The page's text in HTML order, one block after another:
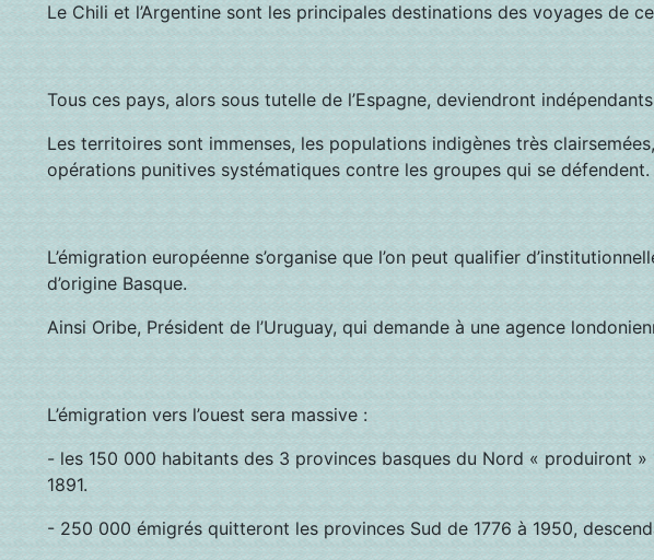
Le Chili et l’Argentine sont les principales destinations des voyages de
Tous ces pays, alors sous tutelle de l’Espagne, deviendront
Les territoires sont immenses, les populations indigènes très
opérations punitives systématiques contre les groupes qui se défendent.
L’émigration européenne s’organise que l’on peut qualifier
d’origine Basque.
Ainsi Oribe, Président de l’Uruguay, qui demande à une agence
L’émigration vers l’ouest sera massive :
- les 150 000 habitants des 3 provinces basques du Nord « produiront
1891.
- 250 000 émigrés quitteront les provinces Sud de 1776 à 1950,